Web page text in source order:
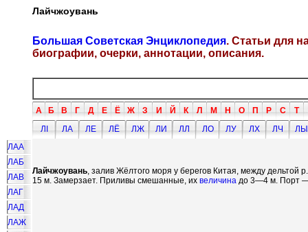
Лайчжоувань
Большая Советская Энциклопедия. Статьи для
биографии, очерки, аннотации, описания.
А Б В Г Д Е Ё Ж З И Й К Л М Н О П Р С Т
ЛI
ЛА ЛЕ ЛЁ ЛЖ ЛИ ЛЛ ЛО ЛУ ЛХ ЛЧ
ЛЫ
ЛАА
ЛАБ
ЛАВ
ЛАГ
ЛАД
ЛАЖ
Лайчжоувань, залив Жёлтого моря у берегов Китая, между дельтой
15 м. Замерзает. Приливы смешанные, их величина до 3—4 м. Порт —